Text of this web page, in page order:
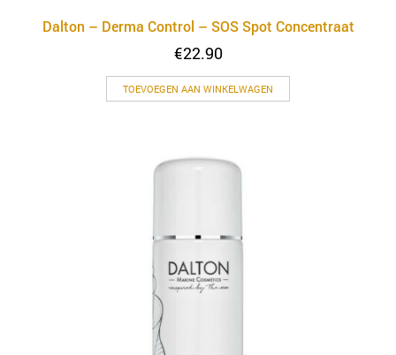
Dalton – Derma Control – SOS Spot Concentraat
€22.90
TOEVOEGEN AAN WINKELWAGEN